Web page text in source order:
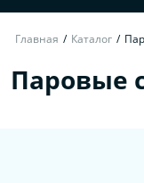
Главная / Каталог /
Паровые